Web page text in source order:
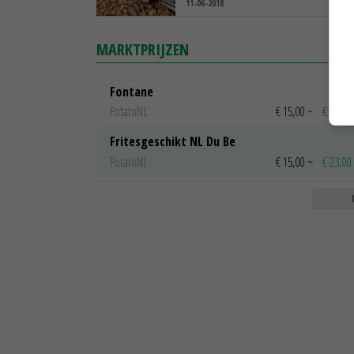
11-06-2018
MARKTPRIJZEN
Fontane
PotatoNL
€ 15,00 ~ € 23,00
Fritesgeschikt NL Du Be
PotatoNL
€ 15,00 ~ € 23,00